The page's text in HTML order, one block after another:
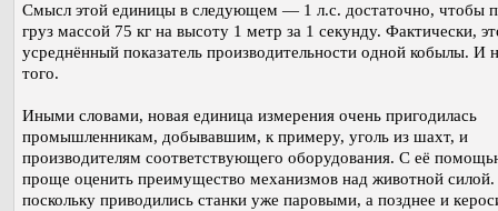
Смысл этой единицы в следующем — 1 л.с. достаточно, чтобы
груз массой 75 кг на высоту 1 метр за 1 секунду. Фактически,
усреднённый показатель производительности одной кобылы. И
того.
Иными словами, новая единица измерения очень пригодилась
промышленникам, добывавшим, к примеру, уголь из шахт, и
производителям соответствующего оборудования. С её
проще оценить преимущество механизмов над животной
поскольку приводились станки уже паровыми, а позднее и